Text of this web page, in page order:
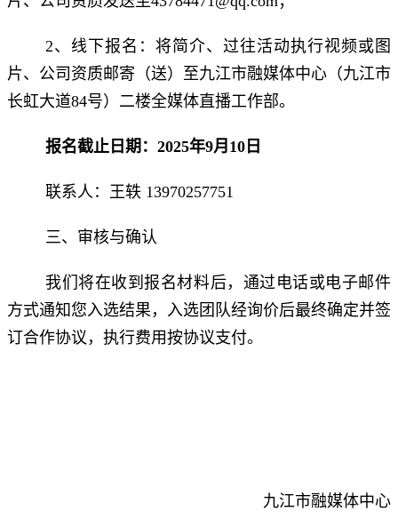
2、线下报名：将简介、过往活动执行视频或图
片、公司资质邮寄（送）至九江市融媒体中心（九江市
长虹大道84号）二楼全媒体直播工作部。
报名截止日期 ： 2025年9月10日
联系人：王轶 13970257751
三、审核与确认
我们将在收到报名材料后，通过电话或电子邮件
方式通知您入选结果，入选团队经询价后最终确定并签
订合作协议，执行费用按协议支付。
九江市融媒体中心